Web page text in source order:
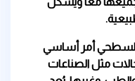
السطحي أمر أساسي
مثل الصناعات